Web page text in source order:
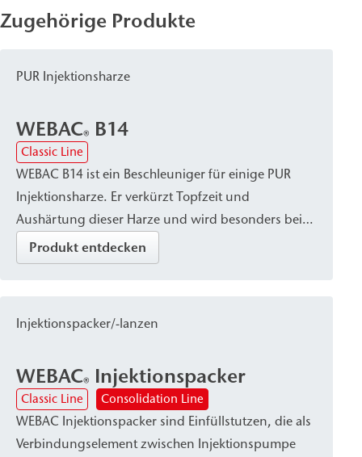
Zugehörige Produkte
PUR Injektionsharze
WEBAC® B14
Classic Line
WEBAC B14 ist ein Beschleuniger für einige PUR
Injektionsharze. Er verkürzt Topfzeit und
Aushärtung dieser Harze und wird besonders bei
niedrigen Temperaturen empfohlen.
Produkt entdecken
Injektionspacker/-lanzen
WEBAC® Injektionspacker
Classic Line Consolidation Line
WEBAC Injektionspacker sind Einfüllstutzen, die als
Verbindungselement zwischen Injektionspumpe